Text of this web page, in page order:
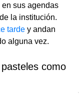
sus agendas
la institución.
tarde y andan
alguna vez.
como